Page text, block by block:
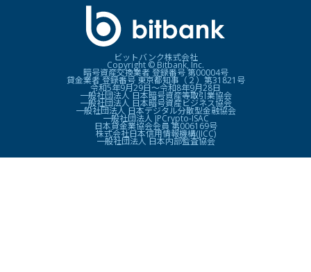
ビットバンク株式会社
Copyright © Bitbank, Inc.
暗号資産交換業者 登録番号 第00004号
貸金業者 登録番号 東京都知事（２）第31821号
令和5年9月29日〜令和8年9月28日
一般社団法人 日本暗号資産等取引業協会
一般社団法人 日本暗号資産ビジネス協会
一般社団法人 日本デジタル分散型金融協会
一般社団法人 JPCrypto-ISAC
日本貸金業協会会員 第006169号
株式会社日本信用情報機構(JICC)
一般社団法人 日本内部監査協会